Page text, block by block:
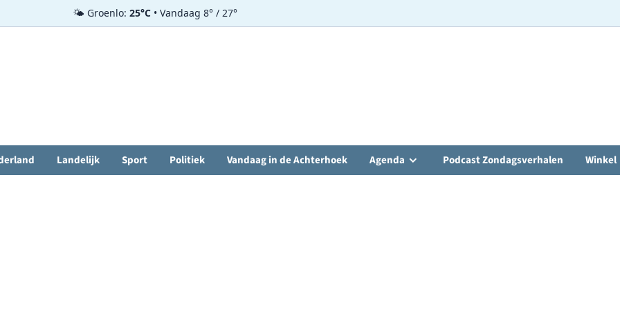
🌤️ Groenlo: 25°C • Vandaag 8° / 27°
Landelijk Sport Politiek Vandaag in de Achterhoek Agenda Podcast Zondagsverhalen Winkel